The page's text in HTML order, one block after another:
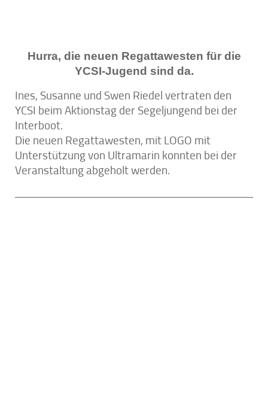
Hurra, die neuen Regattawesten für die
YCSI-Jugend sind da.
Ines, Susanne und Swen Riedel vertraten den
YCSI beim Aktionstag der Segeljungend bei der
Interboot.
Die neuen Regattawesten, mit LOGO mit
Unterstützung von Ultramarin konnten bei der
Veranstaltung abgeholt werden.